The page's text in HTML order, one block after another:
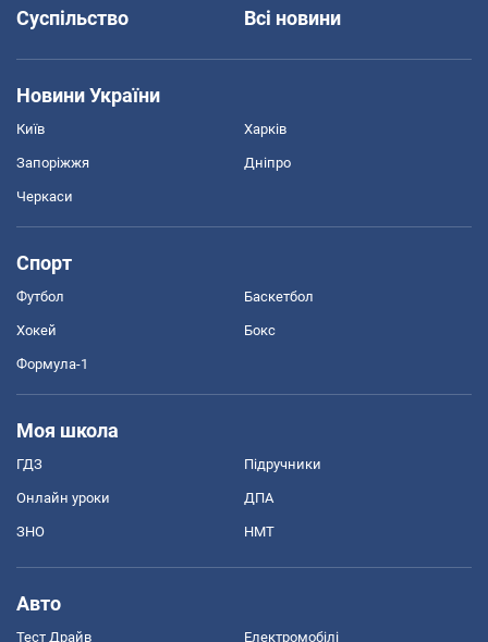
Суспільство
Всі новини
Новини України
Київ Харків
Запоріжжя Дніпро
Черкаси
Спорт
Футбол Баскетбол
Хокей Бокс
Формула-1
Моя школа
ГДЗ Підручники
Онлайн уроки ДПА
ЗНО НМТ
Авто
Тест Драйв Електромобілі